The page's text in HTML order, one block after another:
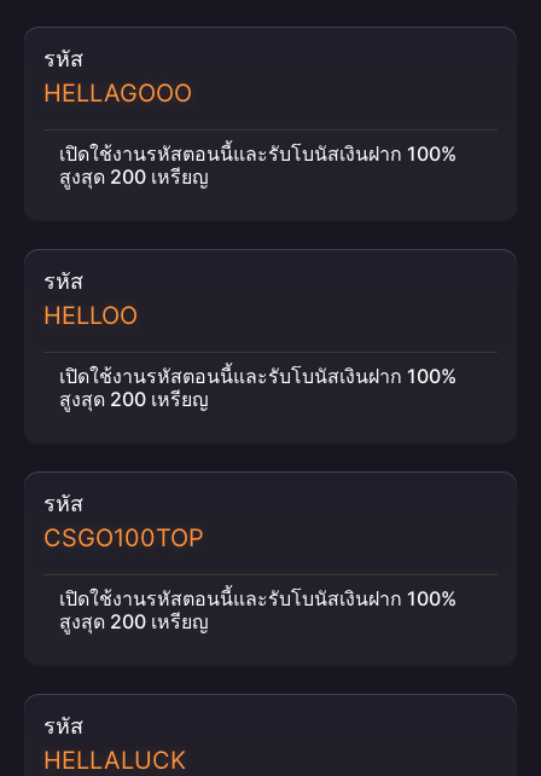
รหัส
HELLAGOOO
เปิดใช้งานรหัสตอนนี้และรับโบนัสเงินฝาก 100%
สูงสุด 200 เหรียญ
รหัส
HELLOO
เปิดใช้งานรหัสตอนนี้และรับโบนัสเงินฝาก 100%
สูงสุด 200 เหรียญ
รหัส
CSGO100TOP
เปิดใช้งานรหัสตอนนี้และรับโบนัสเงินฝาก 100%
สูงสุด 200 เหรียญ
รหัส
HELLALUCK